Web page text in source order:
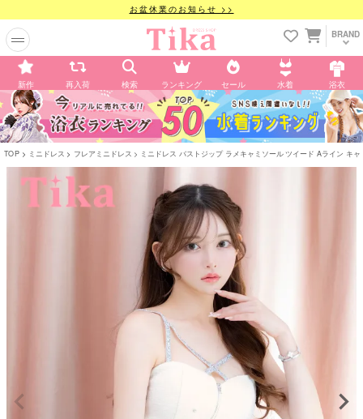
お盆休業のお知らせ >>
BRAND
新作 再入荷 検索 ランキング セール 水着 浴衣
TOP ミニドレス フレアミニドレス ミニドレス バストジップ ラメキャミソール ツイード Aライン キ